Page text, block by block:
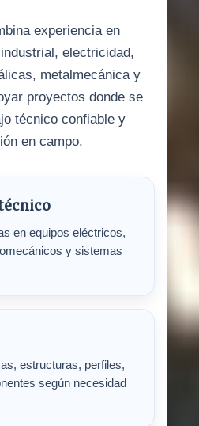
experiencia en
electricidad,
metalmecánica y
proyectos donde se
técnico confiable y
en campo.
en equipos eléctricos,
y sistemas
estructuras, perfiles,
según necesidad